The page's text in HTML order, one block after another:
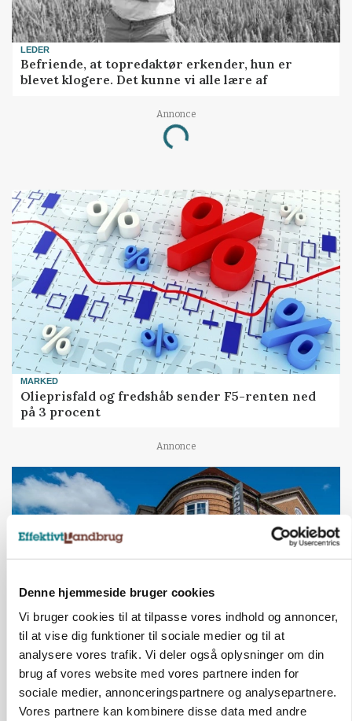
Denne hjemmeside bruger cookies
Vi bruger cookies til at tilpasse vores indhold og annoncer,
til at vise dig funktioner til sociale medier og til at
analysere vores trafik. Vi deler også oplysninger om din
brug af vores website med vores partnere inden for
sociale medier, annonceringspartnere og analysepartnere.
Vores partnere kan kombinere disse data med andre
LEDER
Befriende, at topredaktør erkender, hun er
blevet klogere. Det kunne vi alle lære af
Annonce
Loading...
MARKED
Olieprisfald og fredshåb sender F5-renten ned
på 3 procent
Annonce
BUSINESS
Lave grisepriser og nye regler øger landbobanks
forsigtighed